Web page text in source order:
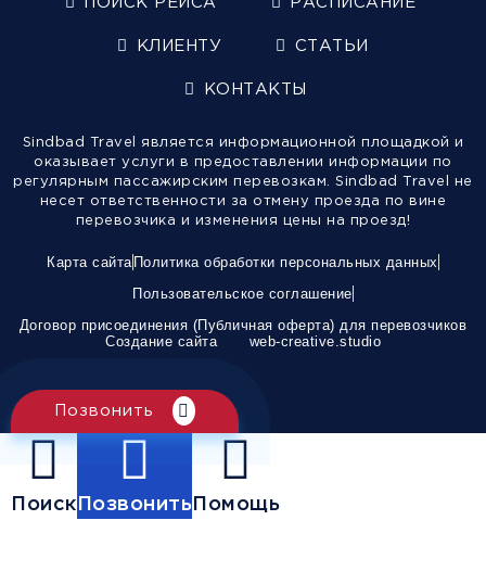
КЛИЕНТУ СТАТЬИ
КОНТАКТЫ
Sindbad Travel является информационной площадкой и
оказывает услуги в предоставлении информации по
регулярным пассажирским перевозкам. Sindbad Travel не
несет ответственности за отмену проезда по вине
перевозчика и изменения цены на проезд!
Карта сайта Политика обработки персональных данных
Пользовательское соглашение
Договор присоединения (Публичная оферта) для перевозчиков
Создание сайта
web-creative.studio
Позвонить
ПоискПозвонитьПомощь